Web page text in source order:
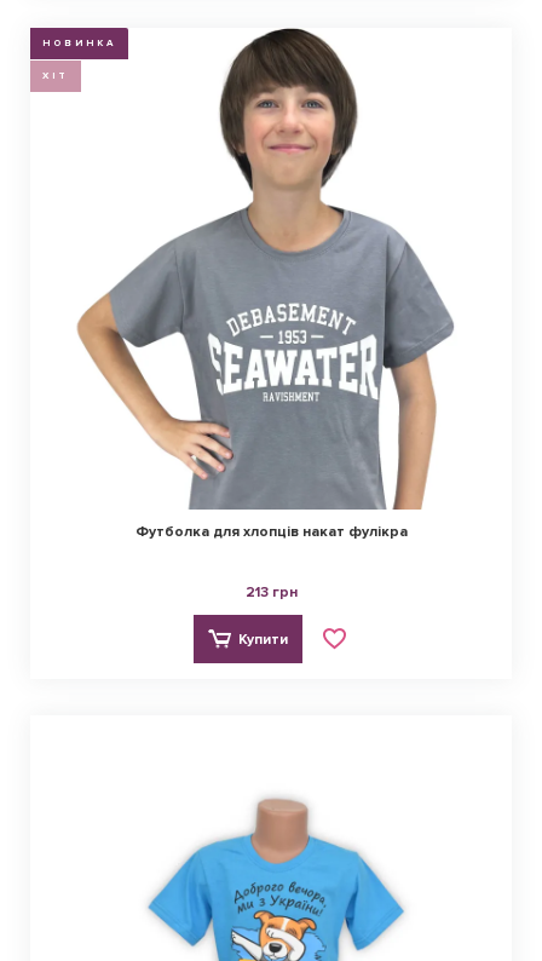
НОВИНКА
ХІТ
Футболка для хлопців накат фулікра
213 грн
Купити